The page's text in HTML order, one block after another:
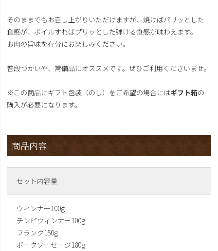
そのままでもお召し上がりいただけますが、焼けばパリッとした
食感が、ボイルすればプリッとした弾ける食感が味わえます。
お肉の旨味を存分にお楽しみください。
普段づかいや、常備品にオススメです。ぜひご利用くださいませ。
※この商品にギフト包装（のし）をご希望の場合にはギフト箱の
購入が必要になります。
商品内容
セット内容量
ウィンナー100g
チンピウィンナー100g
フランク150g
ポークソーセージ180g